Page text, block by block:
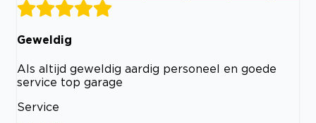
Geweldig
Als altijd geweldig aardig personeel en goede
service top garage
Service